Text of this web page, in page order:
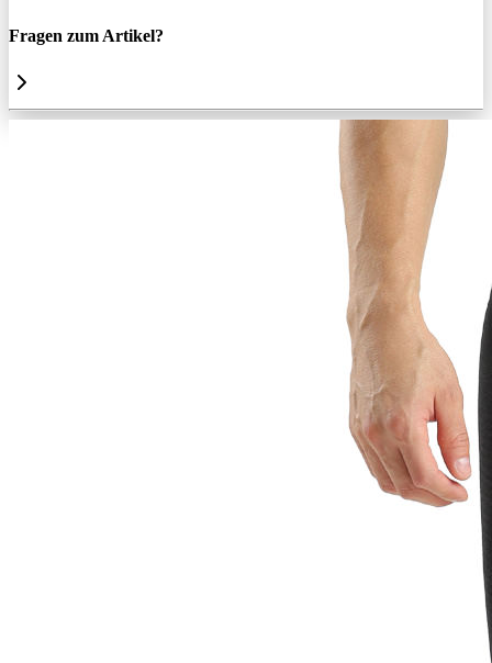
Fragen zum Artikel?